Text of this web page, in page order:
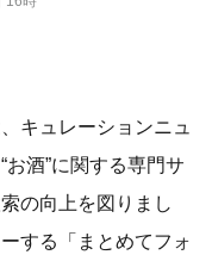
キュレーションニュ
酒”に関する専門サ
の向上を図りまし
する「まとめてフォ